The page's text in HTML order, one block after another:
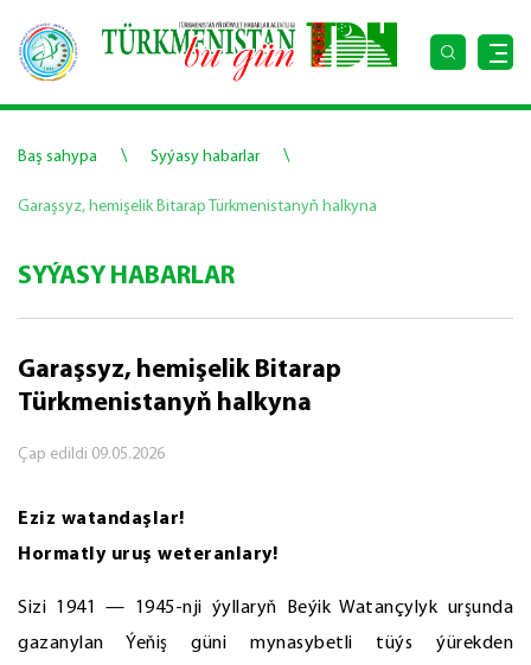
Baş sahypa \ Syýasy habarlar \
Garaşsyz, hemişelik Bitarap Türkmenistanyň halkyna
SYÝASY HABARLAR
Garaşsyz, hemişelik Bitarap
Türkmenistanyň halkyna
Çap edildi 09.05.2026
Eziz watandaşlar!
Hormatly uruş weteranlary!
Sizi 1941 — 1945-nji ýyllaryň Beýik Watançylyk urşunda
gazanylan Ýeňiş güni mynasybetli tüýs ýürekden